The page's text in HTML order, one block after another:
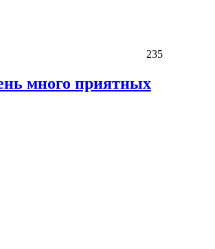
235
много приятных